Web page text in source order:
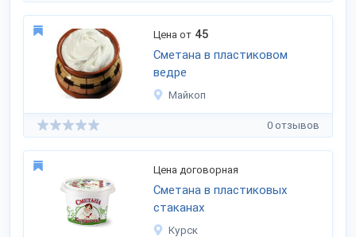
Цена от 45
Сметана в пластиковом
ведре
Майкоп
0 отзывов
Цена договорная
Сметана в пластиковых
стаканах
Курск